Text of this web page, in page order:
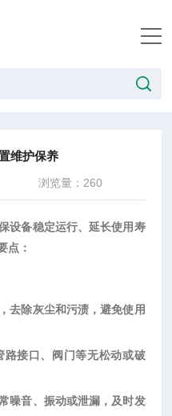
维护保养
浏览量：260
设备稳定运行、延长使用寿
点：
去除灰尘和污渍，避免使用
路接口、阀门等无松动或破
噪音、振动或泄漏，及时发